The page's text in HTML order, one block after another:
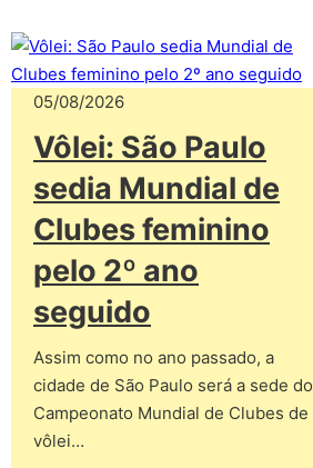
05/08/2026
Vôlei: São Paulo
sedia Mundial de
Clubes feminino
pelo 2º ano
seguido
Assim como no ano passado, a
cidade de São Paulo será a sede do
Campeonato Mundial de Clubes de
vôlei…